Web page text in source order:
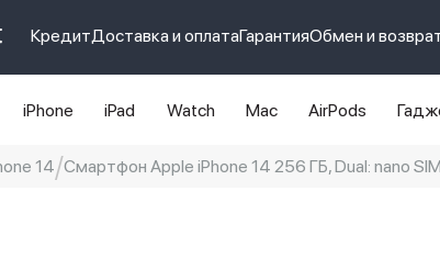
КредитДоставка и оплатаГарантияОбмен и
iPhone iPad Watch Mac AirPods
14 Смартфон Apple iPhone 14 256 ГБ, Dual: nano